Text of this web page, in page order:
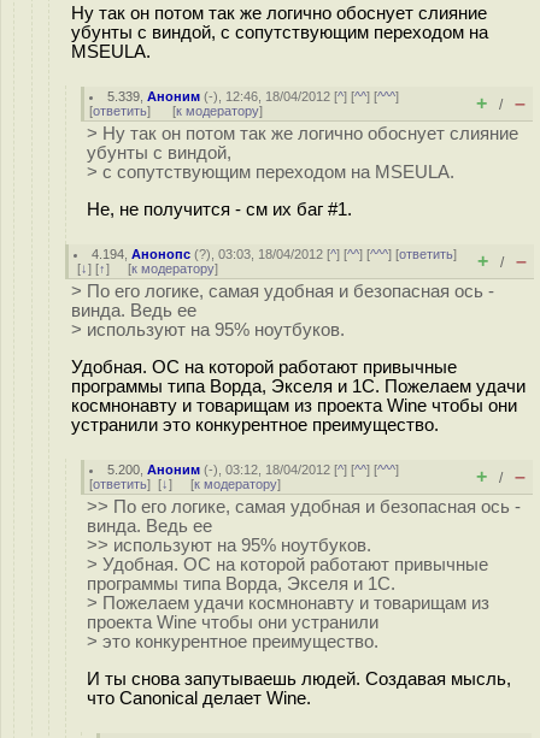
Ну так он потом так же логично обоснует слияние
убунты с виндой, с сопутствующим переходом на
MSEULA.
5.339 ,Аноним (-), 12:46, 18/04/2012 [^] [^^] [^^^]
[ответить] [к модератору] + / –
> Ну так он потом так же логично обоснует слияние
убунты с виндой,
> с сопутствующим переходом на MSEULA.
Не, не получится - см их баг #1.
4.194 ,Анонопс (?), 03:03, 18/04/2012 [^] [^^] [^^^] [ответить]
[↓] [↑] [к модератору] + / –
> По его логике, самая удобная и безопасная ось -
винда. Ведь ее
> используют на 95% ноутбуков.
Удобная. ОС на которой работают привычные
программы типа Ворда, Экселя и 1С. Пожелаем удачи
космнонавту и товарищам из проекта Wine чтобы они
устранили это конкурентное преимущество.
5.200 ,Аноним (-), 03:12, 18/04/2012 [^] [^^] [^^^]
[ответить] [↓] [к модератору] + / –
>> По его логике, самая удобная и безопасная ось -
винда. Ведь ее
>> используют на 95% ноутбуков.
> Удобная. ОС на которой работают привычные
программы типа Ворда, Экселя и 1С.
> Пожелаем удачи космнонавту и товарищам из
проекта Wine чтобы они устранили
> это конкурентное преимущество.
И ты снова запутываешь людей. Создавая мысль,
что Canonical делает Wine.